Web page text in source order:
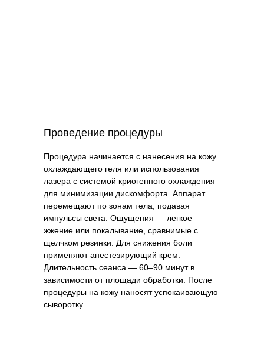
Процедура начинается с нанесения на кожу
охлаждающего геля или использования
лазера с системой криогенного охлаждения
для минимизации дискомфорта. Аппарат
перемещают по зонам тела, подавая
импульсы света. Ощущения — легкое
жжение или покалывание, сравнимые с
щелчком резинки. Для снижения боли
применяют анестезирующий крем.
Длительность сеанса — 60–90 минут в
зависимости от площади обработки. После
процедуры на кожу наносят успокаивающую
сыворотку.
Проведение процедуры